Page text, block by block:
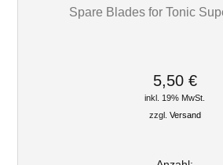
Spare Blades for Tonic
5,50 €
inkl. 19% MwSt.
zzgl. Versand